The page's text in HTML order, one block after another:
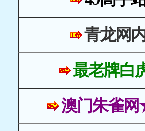
青龙网
最老牌白
澳门朱雀